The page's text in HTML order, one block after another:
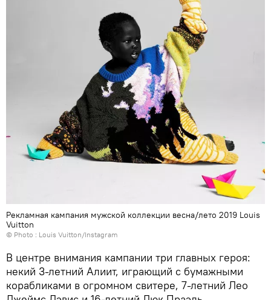
Рекламная кампания мужской коллекции весна/лето 2019 Louis
Vuitton
© Photo : Louis Vuitton/Instagram
В центре внимания кампании три главных героя:
некий 3-летний Алиит, играющий с бумажными
корабликами в огромном свитере, 7-летний Лео